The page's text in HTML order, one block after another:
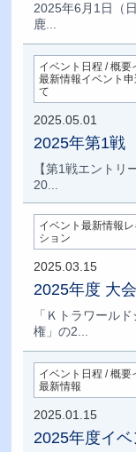
2025年6月1日（
鹿...
イベント日程 / 概要
最新情報イベント
て
2025.05.01
2025年第1戦
【第1戦エント
20...
イベント最新情報
ション
2025.03.15
2025年度 大
「Ｋトラワール
権」の2...
イベント日程 / 概要
最新情報
2025.01.15
2025年度イ